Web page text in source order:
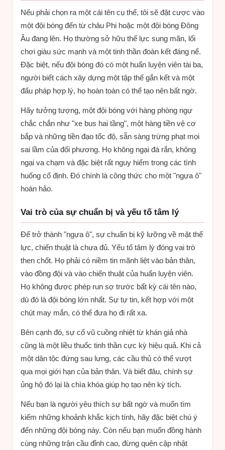
Nếu phải chọn ra một cái tên cụ thể, tôi sẽ đặt cược vào
một đội bóng đến từ châu Phi hoặc một đội bóng Đông
Âu đang lên. Họ thường sở hữu thể lực sung mãn, lối
chơi giàu sức mạnh và một tinh thần đoàn kết đáng nể.
Đặc biệt, nếu đội bóng đó có một huấn luyện viên tài ba,
người biết cách xây dựng một tập thể gắn kết và một
đấu pháp hợp lý, họ hoàn toàn có thể tạo nên bất ngờ.
Hãy tưởng tượng, một đội bóng với hàng phòng ngự
chắc chắn như "xe bus hai tầng", một hàng tiền vệ cơ
bắp và những tiền đạo tốc độ, sẵn sàng trừng phạt mọi
sai lầm của đối phương. Họ không ngại đá rắn, không
ngại va chạm và đặc biệt rất nguy hiểm trong các tình
huống cố định. Đó chính là công thức cho một "ngựa ô"
hoàn hảo.
Vai trò của sự chuẩn bị và yếu tố tâm lý
Để trở thành "ngựa ô", sự chuẩn bị kỹ lưỡng về mặt thể
lực, chiến thuật là chưa đủ. Yếu tố tâm lý đóng vai trò
then chốt. Họ phải có niềm tin mãnh liệt vào bản thân,
vào đồng đội và vào chiến thuật của huấn luyện viên.
Họ không được phép run sợ trước bất kỳ cái tên nào,
dù đó là đội bóng lớn nhất. Sự tự tin, kết hợp với một
chút may mắn, có thể đưa họ đi rất xa.
Bên cạnh đó, sự cổ vũ cuồng nhiệt từ khán giả nhà
cũng là một liều thuốc tinh thần cực kỳ hiệu quả. Khi cả
một dân tộc đứng sau lưng, các cầu thủ có thể vượt
qua mọi giới hạn của bản thân. Và biết đâu, chính sự
ủng hộ đó lại là chìa khóa giúp họ tạo nên kỳ tích.
Nếu bạn là người yêu thích sự bất ngờ và muốn tìm
kiếm những khoảnh khắc kịch tính, hãy đặc biệt chú ý
đến những đội bóng này. Còn nếu bạn muốn đồng hành
cùng những trận cầu đỉnh cao, đừng quên cập nhật